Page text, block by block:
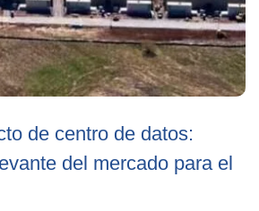
de centro de datos:
del mercado para el